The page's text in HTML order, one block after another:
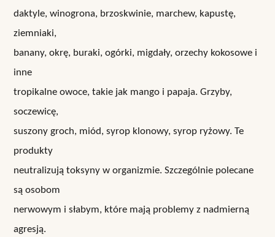
daktyle, winogrona, brzoskwinie, marchew, kapustę,
ziemniaki,
banany, okrę, buraki, ogórki, migdały, orzechy kokosowe i
inne
tropikalne owoce, takie jak mango i papaja. Grzyby,
soczewicę,
suszony groch, miód, syrop klonowy, syrop ryżowy. Te
produkty
neutralizują toksyny w organizmie. Szczególnie polecane
są osobom
nerwowym i słabym, które mają problemy z nadmierną
agresją.